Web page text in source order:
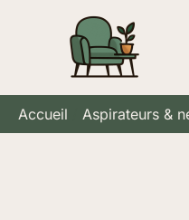
Accueil Aspirateurs &